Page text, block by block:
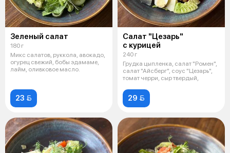
Зеленый салат
180 г
Микс салатов, руккола, авокадо,
огурец свежий, бобы эдамаме,
лайм, оливковое масло.
23 
Салат "Цезарь"
с курицей
240 г
Грудка цыпленка, салат "Ромен",
салат "Айсберг", соус "Цезарь",
томат черри, сыр твердый,
29 